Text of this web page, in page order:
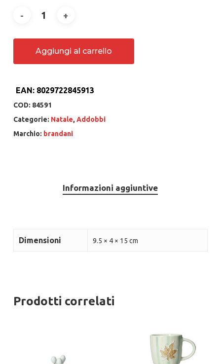
Aggiungi al carrello
EAN: 8029722845913
COD: 84591
Categorie: Natale, Addobbi
Marchio: brandani
Informazioni aggiuntive
Dimensioni 9.5 × 4 × 15 cm
Prodotti correlati